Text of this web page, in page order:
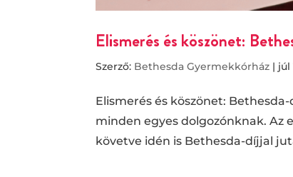
Elismerés és köszönet:
Szerző: Bethesda Gyermekkórház | júl
Elismerés és köszönet:
minden egyes dolgozónknak. Az
követve idén is Bethesda-díjjal